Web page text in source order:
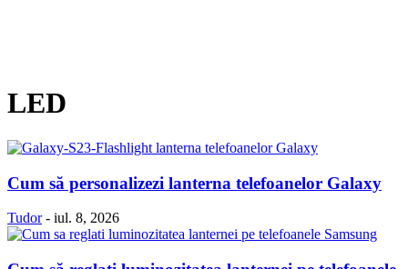
LED
Cum să personalizezi lanterna telefoanelor Galaxy
Tudor - iul. 8, 2026